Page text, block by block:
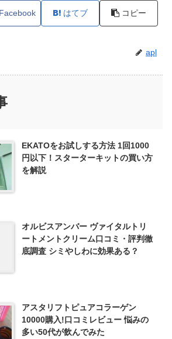
Facebook はてブ コピー
apl
EKATOをお試しする方法 1回1000
円以下！スターターキットの買い方
を解説
オルビスアンバー ヴァイタルトリ
ートメントクリーム口コミ・評判徹
底調査 シミやしわに効果ある？
アスタリフトピュアコラーゲン
10000購入!口コミレビュー 悩みの
多い50代が飲んでみた